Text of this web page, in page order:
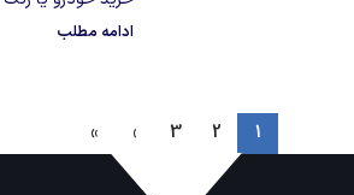
ادامه مطلب
1
2
3
›
»